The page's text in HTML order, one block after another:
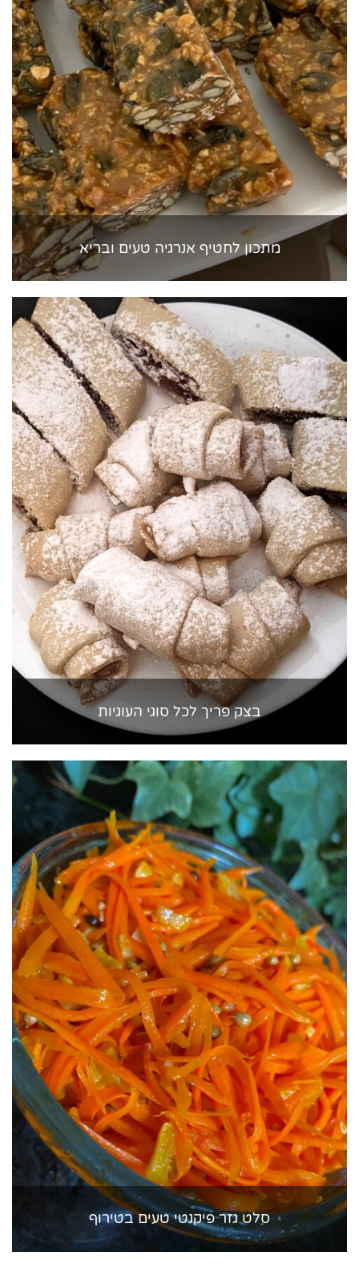
מתכון לחטיף אנרגיה טעים ובריא
בצק פריך לכל סוגי העוגיות
סלט גזר פיקנטי טעים בטירוף